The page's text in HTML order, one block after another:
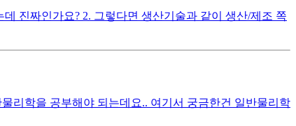
진짜인가요? 2. 그렇다면 생산기술과 같이 생산/제조 쪽
리학을 공부해야 되는데요.. 여기서 궁금한건 일반물리학